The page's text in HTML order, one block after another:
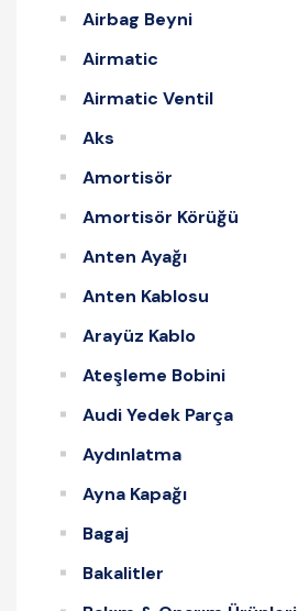
Airbag Beyni
Airmatic
Airmatic Ventil
Aks
Amortisör
Amortisör Körüğü
Anten Ayağı
Anten Kablosu
Arayüz Kablo
Ateşleme Bobini
Audi Yedek Parça
Aydınlatma
Ayna Kapağı
Bagaj
Bakalitler